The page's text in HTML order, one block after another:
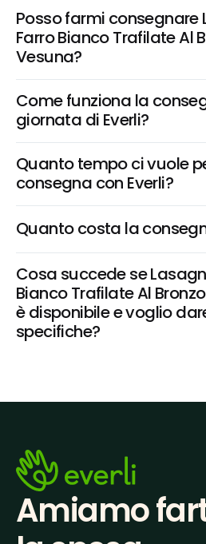
Posso farmi consegnare
Farro Bianco Trafilate Al
Vesuna?
Come funziona la
giornata di Everli?
Quanto tempo ci vuole
consegna con Everli?
Quanto costa la
Cosa succede se
Bianco Trafilate Al
è disponibile e voglio
specifiche?
Amiamo